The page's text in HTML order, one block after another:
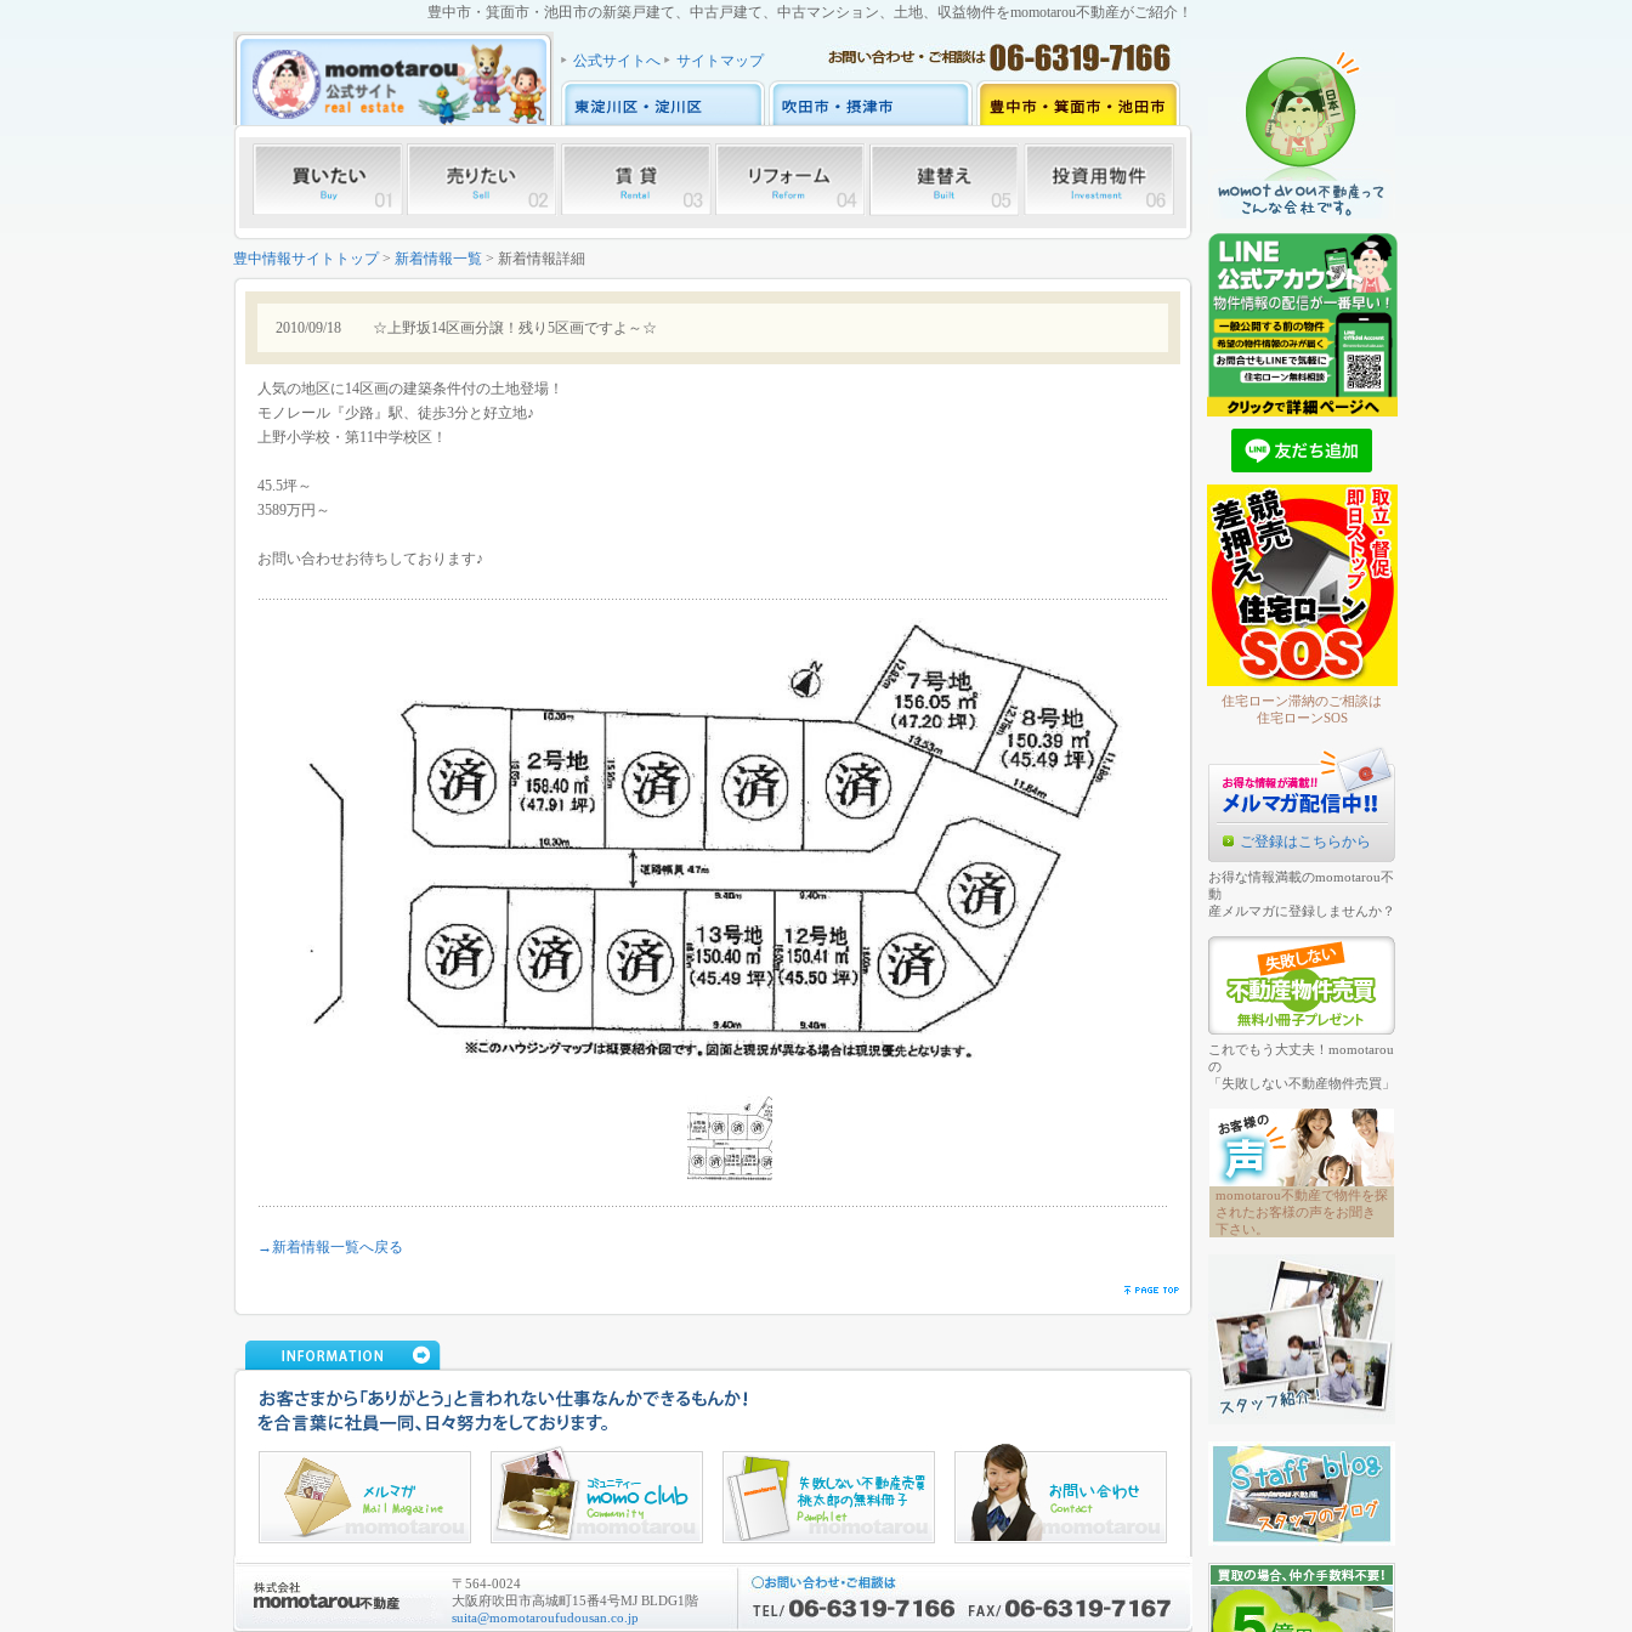
豊中市・箕面市・池田市の新築戸建て、中古戸建て、中古マンション、土地、収益物件をmomotarou不動産がご紹介！
公式サイトへ サイトマップ
豊中情報サイトトップ> 新着情報一覧 > 新着情報詳細
2010/09/18 ☆上野坂14区画分譲！残り5区画ですよ～☆
人気の地区に14区画の建築条件付の土地登場！
モノレール『少路』駅、徒歩3分と好立地♪
上野小学校・第11中学校区！
45.5坪～
3589万円～
お問い合わせお待ちしております♪
→新着情報一覧へ戻る
〒564-0024
大阪府吹田市高城町15番4号MJ BLDG1階
suita@momotaroufudousan.co.jp
住宅ローン滞納のご相談は
住宅ローンSOS
ご登録はこちらから
お得な情報満載のmomotarou不
動
産メルマガに登録しませんか？
これでもう大丈夫！momotarou
の
「失敗しない不動産物件売買」
momotarou不動産で物件を探
されたお客様の声をお聞き
下さい。